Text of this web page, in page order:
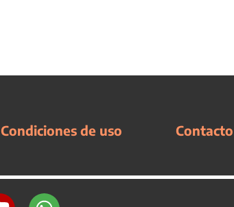
Condiciones de uso Contacto